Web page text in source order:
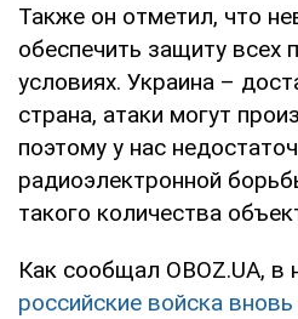
Также он отметил, что
обеспечить защиту всех
условиях. Украина –
страна, атаки могут
поэтому у нас
радиоэлектронной
такого количества
Как сообщал OBOZ.UA, в
российские войска